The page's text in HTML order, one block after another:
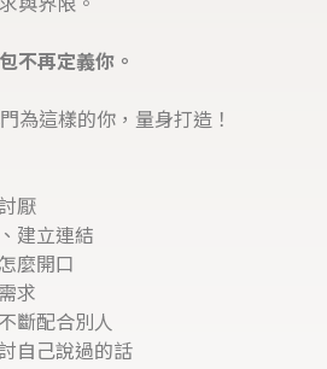
與界限。
不再定義你。
為這樣的你，量身打造！
厭
建立連結
麼開口
求
斷配合別人
自己說過的話